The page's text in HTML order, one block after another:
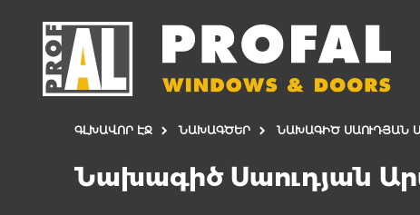
ԳԼԽԱՎՈՐ ԷՋ ՆԱԽԱԳԾԵՐ ՆԱԽԱԳԻԾ ՍԱՈՒԴՅԱՆ
Նախագիծ Սաուդյան